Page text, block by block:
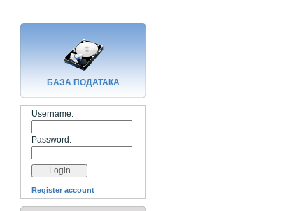
БАЗA ПОДАТАКА
Username:
Password:
Register account